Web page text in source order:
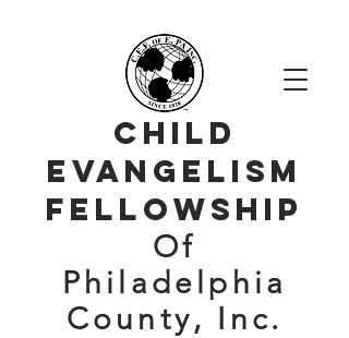
Of
Philadelphia
County, Inc.
Child
evangelism
Fellowship